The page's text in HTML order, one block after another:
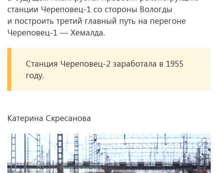
станции Череповец-1 со стороны Вологды
и построить третий главный путь на перегоне
Череповец-1 — Хемалда.
Станция Череповец-2 заработала в 1955
году.
Катерина Скресанова